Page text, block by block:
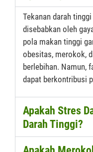
Tekanan darah
disebabkan oleh
pola makan tinggi
obesitas, merokok,
berlebihan. Namun,
dapat berkontribusi
Apakah Stres
Darah Tinggi?